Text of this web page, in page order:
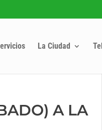
La Ciudad
A LA